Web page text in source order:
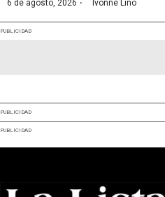
6 de agosto, 2026 · Ivonne Lino
PUBLICIDAD
PUBLICIDAD
PUBLICIDAD